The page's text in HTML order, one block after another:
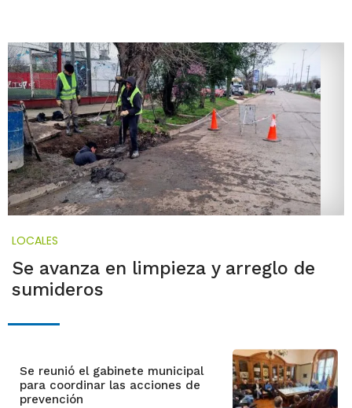
LOCALES
Se avanza en limpieza y arreglo de
sumideros
Se reunió el gabinete municipal
para coordinar las acciones de
prevención